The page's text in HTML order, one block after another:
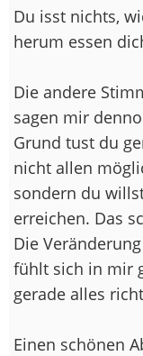
Du isst nichts,
herum essen
Die andere
sagen mir
Grund tust du
nicht allen
sondern du
erreichen. Das
Die
fühlt sich in mir
gerade alles
Einen schönen